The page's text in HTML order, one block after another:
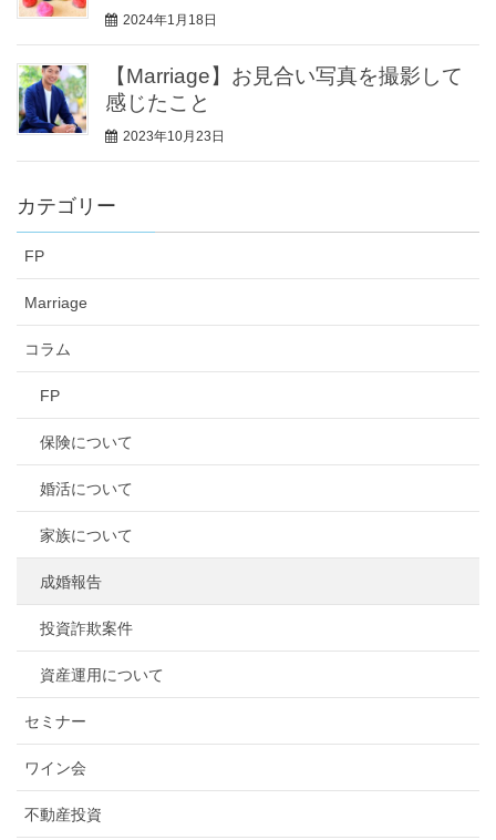
2024年1月18日
【Marriage】お見合い写真を撮影して
感じたこと
2023年10月23日
カテゴリー
FP
Marriage
コラム
FP
保険について
婚活について
家族について
成婚報告
投資詐欺案件
資産運用について
セミナー
ワイン会
不動産投資